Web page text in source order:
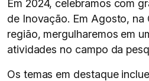
Em 2024, celebramos com
de Inovaçāo. Em Agosto, na
região, mergulharemos em
atividades no campo da
Os temas em destaque